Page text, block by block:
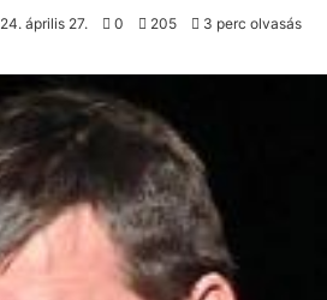
április 27. 0 205 3 perc olvasás